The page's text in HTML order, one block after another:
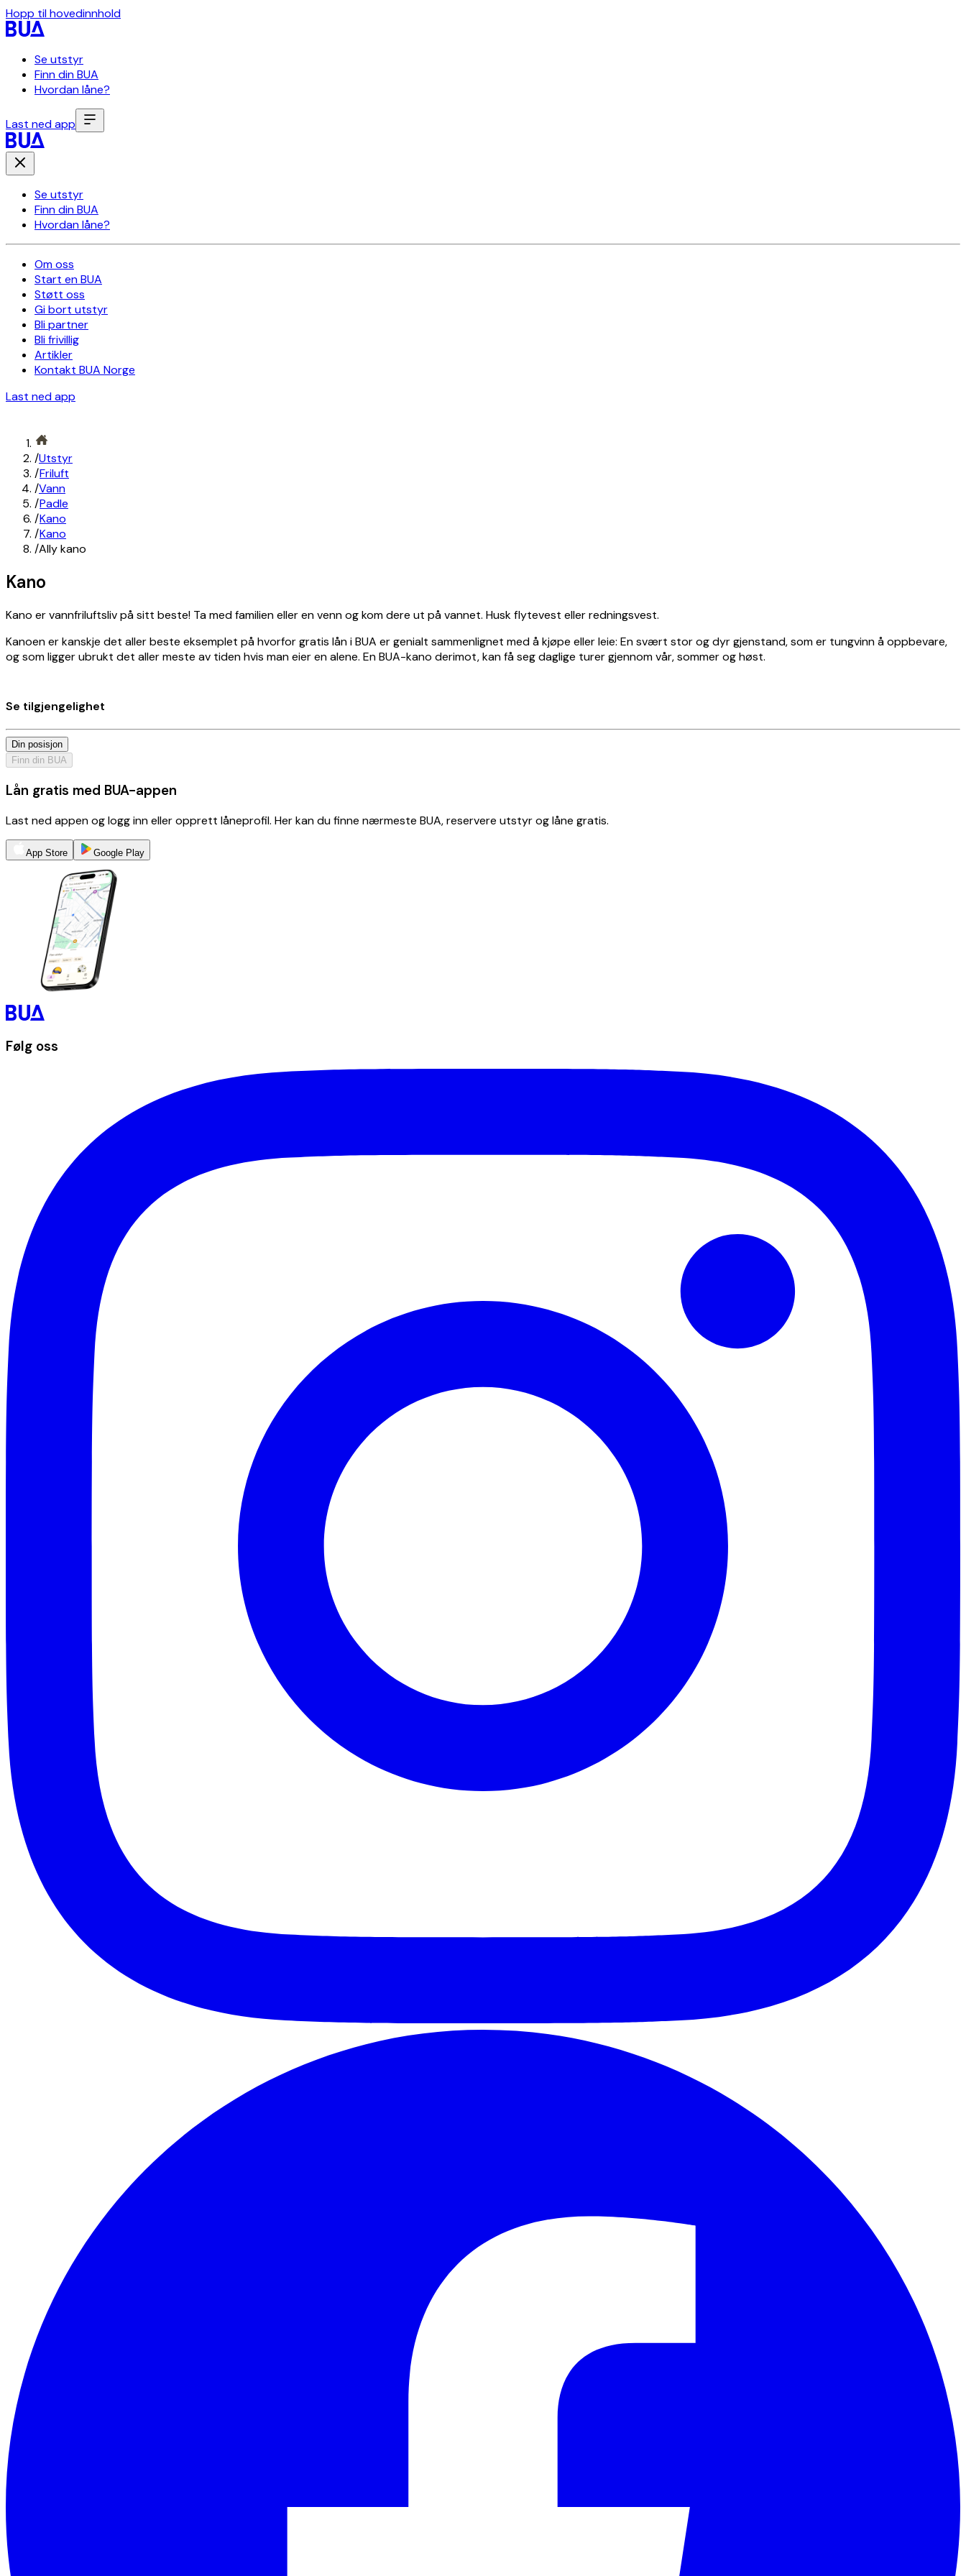
Hopp til hovedinnhold
Se utstyr
Finn din BUA
Hvordan låne?
Last ned app
Se utstyr
Finn din BUA
Hvordan låne?
Om oss
Start en BUA
Støtt oss
Gi bort utstyr
Bli partner
Bli frivillig
Artikler
Kontakt BUA Norge
Last ned app
/Utstyr
/Friluft
/Vann
/Padle
/Kano
/Kano
/Ally kano
Kano
Kano er vannfriluftsliv på sitt beste! Ta med familien eller en venn og kom dere ut på vannet. Husk flytevest eller redningsvest.
Kanoen er kanskje det aller beste eksemplet på hvorfor gratis lån i BUA er genialt sammenlignet med å kjøpe eller leie: En svært stor og dyr gjenstand, som er tungvinn å oppbevare,
og som ligger ubrukt det aller meste av tiden hvis man eier en alene. En BUA-kano derimot, kan få seg daglige turer gjennom vår, sommer og høst.
Se tilgjengelighet
Din posisjon
Finn din BUA
Lån gratis med BUA-appen
Last ned appen og logg inn eller opprett låneprofil. Her kan du finne nærmeste BUA, reservere utstyr og låne gratis.
App Store Google Play
Følg oss